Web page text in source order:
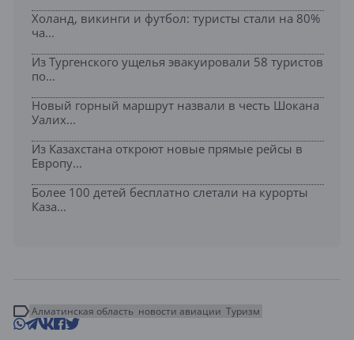
Холанд, викинги и футбол: туристы стали на 80%
ча...
Из Тургенского ущелья эвакуировали 58 туристов
по...
Новый горный маршрут назвали в честь Шокана
Уалих...
Из Казахстана откроют новые прямые рейсы в
Европу...
Более 100 детей бесплатно слетали на курорты
Каза...
Алматинская область новости авиации Туризм